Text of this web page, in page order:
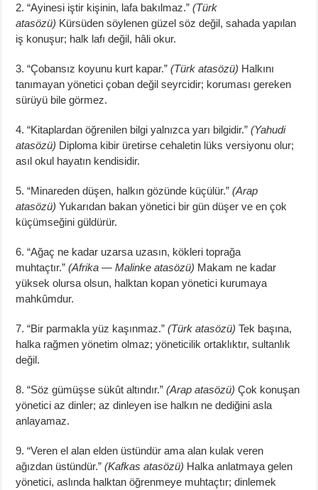
2. “Ayinesi iştir kişinin, lafa bakılmaz.” (Türk
atasözü) Kürsüden söylenen güzel söz değil, sahada yapılan
iş konuşur; halk lafı değil, hâli okur.
3. “Çobansız koyunu kurt kapar.” (Türk atasözü) Halkını
tanımayan yönetici çoban değil seyrcidir; koruması gereken
sürüyü bile görmez.
4. “Kitaplardan öğrenilen bilgi yalnızca yarı bilgidir.” (Yahudi
atasözü) Diploma kibir üretirse cehaletin lüks versiyonu olur;
asıl okul hayatın kendisidir.
5. “Minareden düşen, halkın gözünde küçülür.” (Arap
atasözü) Yukarıdan bakan yönetici bir gün düşer ve en çok
küçümseğini güldürür.
6. “Ağaç ne kadar uzarsa uzasın, kökleri toprağa
muhtaçtır.” (Afrika — Malinke atasözü) Makam ne kadar
yüksek olursa olsun, halktan kopan yönetici kurumaya
mahkûmdur.
7. “Bir parmakla yüz kaşınmaz.” (Türk atasözü) Tek başına,
halka rağmen yönetim olmaz; yöneticilik ortaklıktır, sultanlık
değil.
8. “Söz gümüşse sükût altındır.” (Arap atasözü) Çok konuşan
yönetici az dinler; az dinleyen ise halkın ne dediğini asla
anlayamaz.
9. “Veren el alan elden üstündür ama alan kulak veren
ağızdan üstündür.” (Kafkas atasözü) Halka anlatmaya gelen
yönetici, aslında halktan öğrenmeye muhtaçtır; dinlemek